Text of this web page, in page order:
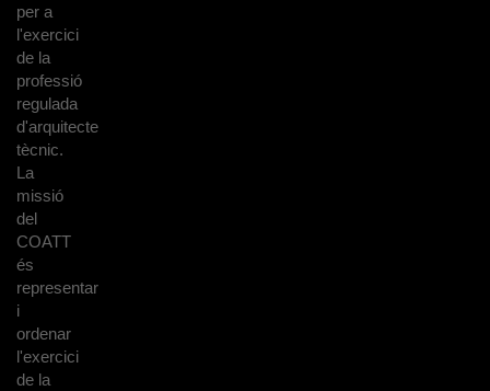
per a
l'exercici
de la
professió
regulada
d'arquitecte
tècnic.
La
missió
del
COATT
és
representar
i
ordenar
l'exercici
de la